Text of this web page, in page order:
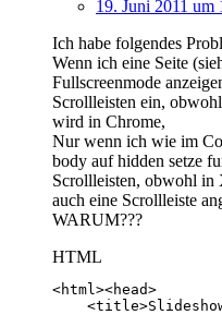
19. Juni 2011 um
Ich habe folgendes
Wenn ich eine Seite
Fullscreenmode
Scrollleisten ein,
wird in Chrome,
Nur wenn ich wie im
body auf hidden setze
Scrollleisten, obwohl in
auch eine Scrollleiste
WARUM???
HTML